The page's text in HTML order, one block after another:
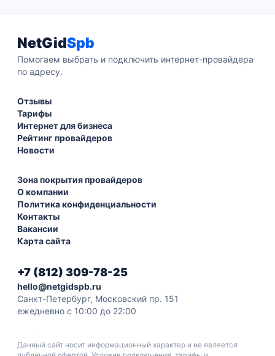
NetGidSpb
Помогаем выбрать и подключить интернет-провайдера
по адресу.
Отзывы
Тарифы
Интернет для бизнеса
Рейтинг провайдеров
Новости
Зона покрытия провайдеров
О компании
Политика конфиденциальности
Контакты
Вакансии
Карта сайта
+7 (812) 309-78-25
hello@netgidspb.ru
Санкт-Петербург, Московский пр. 151
ежедневно с 10:00 до 22:00
Данный сайт носит информационный характер и не является